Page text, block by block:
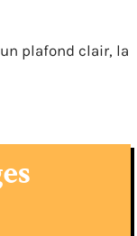
plafond clair, la